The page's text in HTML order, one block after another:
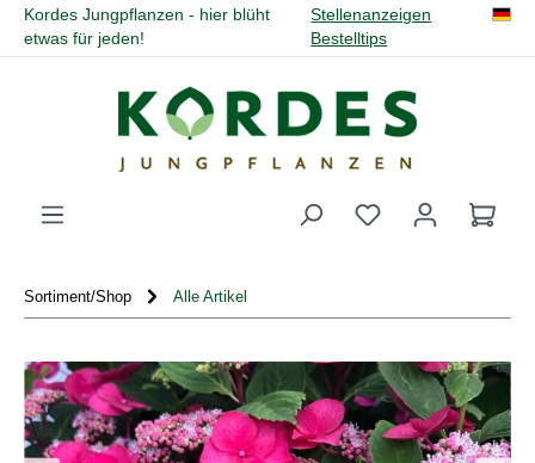
springen
Kordes Jungpflanzen - hier blüht
etwas für jeden!
Stellenanzeigen
Bestelltips
Du hast 0
Sortiment/Shop Alle Artikel
Bildergalerie überspringen